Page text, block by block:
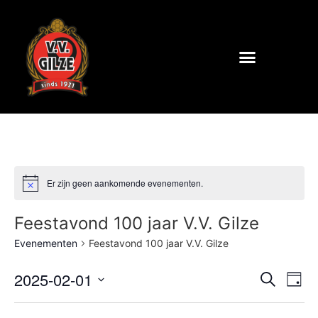
Er zijn geen aankomende evenementen.
Feestavond 100 jaar V.V. Gilze
Evenementen Feestavond 100 jaar V.V. Gilze
Zoeken
Dag
2025-02-01
een